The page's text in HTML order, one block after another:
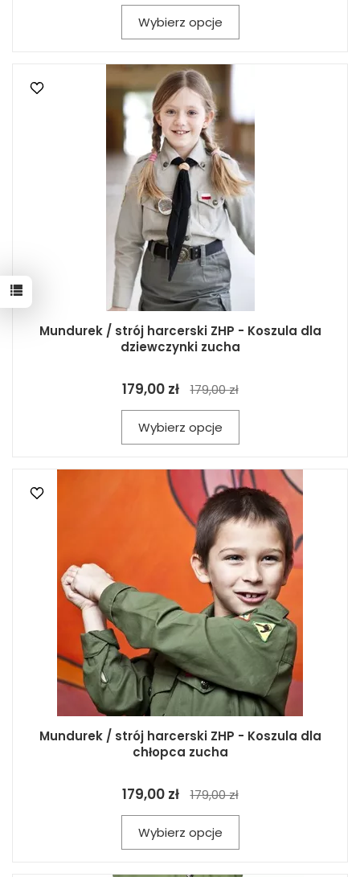
Wybierz opcje
Mundurek / strój harcerski ZHP - Koszula dla
dziewczynki zucha
179,00 zł 179,00 zł
Wybierz opcje
Mundurek / strój harcerski ZHP - Koszula dla
chłopca zucha
179,00 zł 179,00 zł
Wybierz opcje